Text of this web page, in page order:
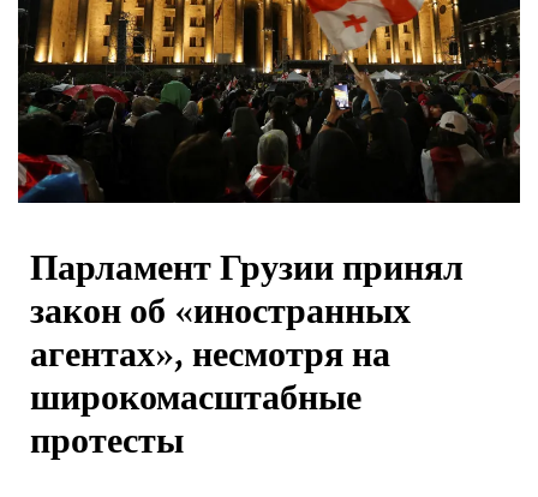
Парламент Грузии принял
закон об «иностранных
агентах», несмотря на
широкомасштабные
протесты